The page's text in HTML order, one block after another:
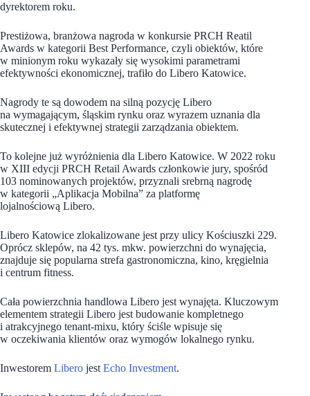
dyrektorem roku.
Prestiżowa, branżowa nagroda w konkursie PRCH Reatil
Awards w kategorii Best Performance, czyli obiektów, które
w minionym roku wykazały się wysokimi parametrami
efektywności ekonomicznej, trafiło do Libero Katowice.
Nagrody te są dowodem na silną pozycję Libero
na wymagającym, śląskim rynku oraz wyrazem uznania dla
skutecznej i efektywnej strategii zarządzania obiektem.
To kolejne już wyróżnienia dla Libero Katowice. W 2022 roku
w XIII edycji PRCH Retail Awards członkowie jury, spośród
103 nominowanych projektów, przyznali srebrną nagrodę
w kategorii „Aplikacja Mobilna” za platformę
lojalnościową Libero.
Libero Katowice zlokalizowane jest przy ulicy Kościuszki 229.
Oprócz sklepów, na 42 tys. mkw. powierzchni do wynajęcia,
znajduje się popularna strefa gastronomiczna, kino, kręgielnia
i centrum fitness.
Cała powierzchnia handlowa Libero jest wynajęta. Kluczowym
elementem strategii Libero jest budowanie kompletnego
i atrakcyjnego tenant-mixu, który ściśle wpisuje się
w oczekiwania klientów oraz wymogów lokalnego rynku.
Inwestorem Libero jest Echo Investment.